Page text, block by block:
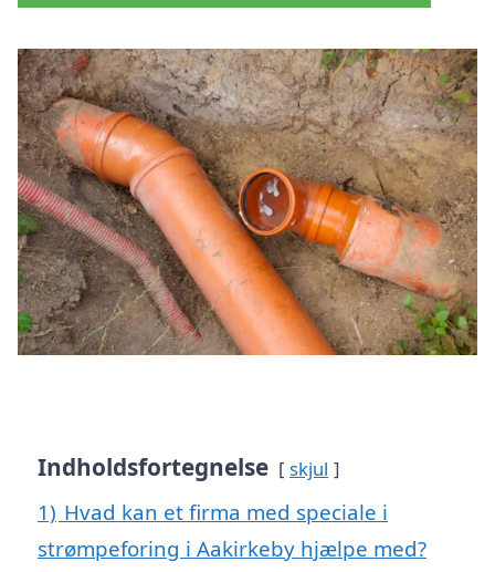
Indholdsfortegnelse skjul
1) Hvad kan et firma med speciale i
strømpeforing i Aakirkeby hjælpe med?